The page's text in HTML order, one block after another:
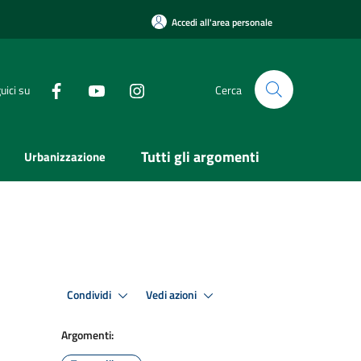
Accedi all'area personale
su Cerca
Urbanizzazione Tutti gli argomenti
Condividi Vedi azioni
Argomenti: